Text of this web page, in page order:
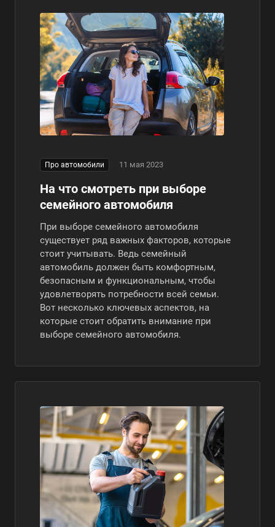
Про автомобили 11 мая 2023
На что смотреть при выборе
семейного автомобиля
При выборе семейного автомобиля
существует ряд важных факторов, которые
стоит учитывать. Ведь семейный
автомобиль должен быть комфортным,
безопасным и функциональным, чтобы
удовлетворять потребности всей семьи.
Вот несколько ключевых аспектов, на
которые стоит обратить внимание при
выборе семейного автомобиля.